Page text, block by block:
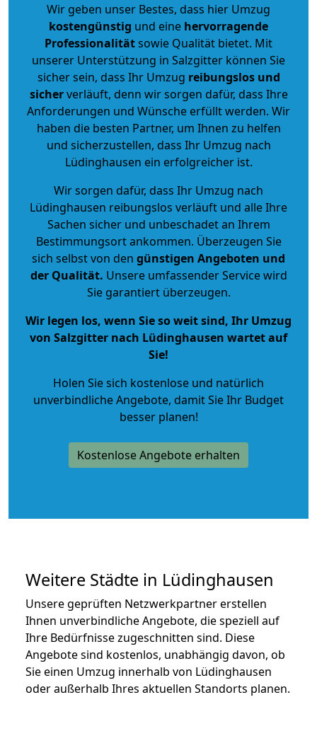
Wir geben unser Bestes, dass hier Umzug
kostengünstig und eine hervorragende
Professionalitätsowie Qualität bietet. Mit
unserer Unterstützung in Salzgitter können Sie
sicher sein, dass Ihr Umzug reibungslos und
sicherverläuft, denn wir sorgen dafür, dass Ihre
Anforderungen und Wünsche erfüllt werden. Wir
haben die besten Partner, um Ihnen zu helfen
und sicherzustellen, dass Ihr Umzug nach
Lüdinghausen ein erfolgreicher ist.
Wir sorgen dafür, dass Ihr Umzug nach
Lüdinghausen reibungslos verläuft und alle Ihre
Sachen sicher und unbeschadet an Ihrem
Bestimmungsort ankommen. Überzeugen Sie
sich selbst von den günstigen Angeboten und
der Qualität. Unsere umfassender Service wird
Sie garantiert überzeugen.
Wir legen los, wenn Sie so weit sind, Ihr Umzug
von Salzgitter nach Lüdinghausen wartet auf
Sie!
Holen Sie sich kostenlose und natürlich
unverbindliche Angebote, damit Sie Ihr Budget
besser planen!
Kostenlose Angebote erhalten
Weitere Städte in Lüdinghausen
Unsere geprüften Netzwerkpartner erstellen
Ihnen unverbindliche Angebote, die speziell auf
Ihre Bedürfnisse zugeschnitten sind. Diese
Angebote sind kostenlos, unabhängig davon, ob
Sie einen Umzug innerhalb von Lüdinghausen
oder außerhalb Ihres aktuellen Standorts planen.